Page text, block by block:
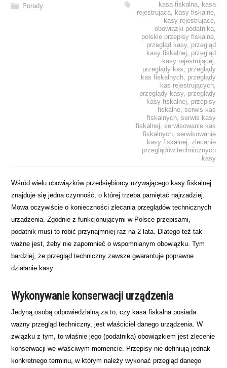
Porady kasa fiskalna, kasa
rejestrująca, kasy fiskalne,
kasy rejestrujące,
obowiązki podatnika,
polskie przepisy fiskalne,
przegląd kasy, przegląd
kasy fiskalnej, przegląd
kasy rejestrującej,
przeglądy kas, przeglądy
kas fiskalnych, przeglądy
kas rejestrujących,
przeglądy kasy, przeglądy
kasy fiskalnej, przepisy
fiskalne, serwis kas
fiskalnych, serwis kasy
fiskalnej, serwisowanie kas
fiskalnych, serwisowanie
kasy fiskalnej, zlecanie
przeglądów technicznych
kasy
Wśród wielu obowiązków przedsiębiorcy używającego kasy fiskalnej
znajduje się jedna czynność, o której trzeba pamiętać najrzadziej.
Mowa oczywiście o konieczności zlecania przeglądów technicznych
urządzenia. Zgodnie z funkcjonującymi w Polsce przepisami,
podatnik musi to robić przynajmniej raz na 2 lata. Dlatego też tak
ważne jest, żeby nie zapomnieć o wspomnianym obowiązku. Tym
bardziej, że przegląd techniczny zawsze gwarantuje poprawne
działanie kasy.
Wykonywanie konserwacji urządzenia
Jedyną osobą odpowiedzialną za to, czy kasa fiskalna posiada
ważny przegląd techniczny, jest właściciel danego urządzenia. W
związku z tym, to właśnie jego (podatnika) obowiązkiem jest zlecenie
konserwacji we właściwym momencie. Przepisy nie definiują jednak
konkretnego terminu, w którym należy wykonać przegląd danego